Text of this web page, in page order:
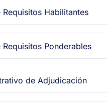
Requisitos Habilitantes
Ponderables
de Adjudicación